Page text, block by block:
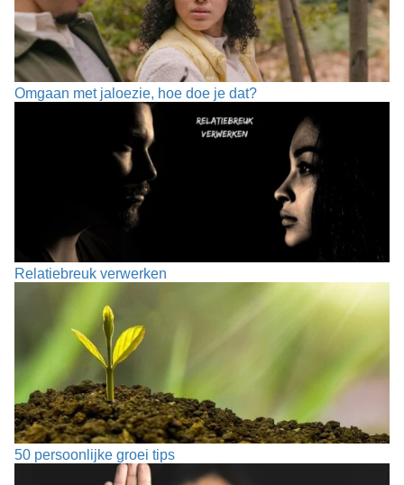
Omgaan met jaloezie, hoe doe je dat?
Relatiebreuk verwerken
50 persoonlijke groei tips